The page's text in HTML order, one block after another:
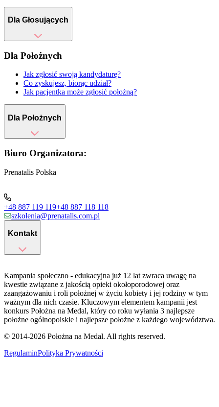
Dla Głosujących
Dla Położnych
Jak zgłosić swoją kandydaturę?
Co zyskujesz, biorąc udział?
Jak pacjentka może zgłosić położną?
Dla Położnych
Biuro Organizatora:
Prenatalis Polska
+48 887 119 119+48 887 118 118
szkolenia@prenatalis.com.pl
Kontakt
Kampania społeczno - edukacyjna już 12 lat zwraca uwagę na
kwestie związane z jakością opieki okołoporodowej oraz
zaangażowaniu i roli położnej w życiu kobiety i jej rodziny w tym
ważnym dla nich czasie. Kluczowym elementem kampanii jest
konkurs Położna na Medal, który co roku wyłania 3 najlepsze
położne ogólnopolskie i najlepsze położne z każdego województwa.
© 2014-2026 Położna na Medal. All rights reserved.
RegulaminPolityka Prywatności